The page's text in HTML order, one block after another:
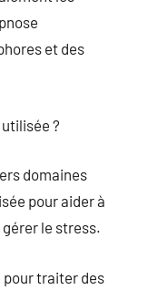
et des
?
domaines
pour aider à
le stress.
pour traiter des